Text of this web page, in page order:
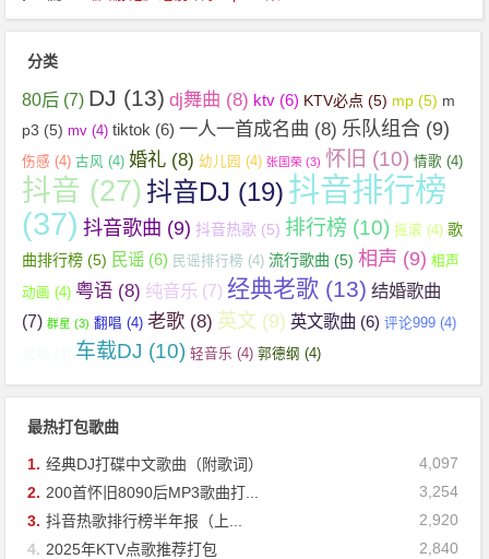
分类
80后 (7) DJ (13) dj舞曲 (8) ktv (6) KTV必点 (5) mp (5) m
p3 (5) mv (4) tiktok (6) 一人一首成名曲 (8) 乐队组合 (9)
伤感 (4) 古风 (4) 婚礼 (8) 幼儿园 (4) 张国荣 (3) 怀旧 (10) 情歌 (4)
抖音 (27) 抖音DJ (19) 抖音排行榜
(37) 抖音歌曲 (9) 抖音热歌 (5) 排行榜 (10) 摇滚 (4) 歌
曲排行榜 (5) 民谣 (6) 民谣排行榜 (4) 流行歌曲 (5) 相声 (9) 相声
动画 (4) 粤语 (8) 纯音乐 (7) 经典老歌 (13) 结婚歌曲
(7) 群星 (3) 翻唱 (4) 老歌 (8) 英文 (9) 英文歌曲 (6) 评论999 (4)
车载DJ (10) 轻音乐 (4) 郭德纲 (4)
最热打包歌曲
4,097
1. 经典DJ打碟中文歌曲（附歌词）
3,254
2. 200首怀旧8090后MP3歌曲打...
2,920
3. 抖音热歌排行榜半年报（上...
2,840
4. 2025年KTV点歌推荐打包